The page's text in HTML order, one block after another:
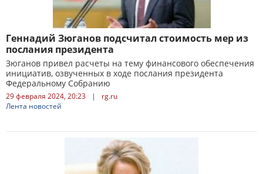
Геннадий Зюганов подсчитал стоимость мер из
послания президента
Зюганов привел расчеты на тему финансового обеспечения
инициатив, озвученных в ходе послания президента
Федеральному Собранию
29 февраля 2024, 20:23 |
rg.ru
Лента новостей